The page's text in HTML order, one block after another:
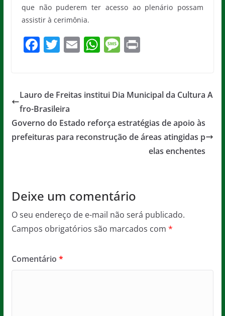
que não puderem ter acesso ao plenário possam
assistir à cerimônia.
F
e
b
o
o
T
er
E
l
W
s
p
p
M
a
e
Pr
Lauro de Freitas institui Dia Municipal da Cultura A
fro-Brasileira
Governo do Estado reforça estratégias de apoio às
prefeituras para reconstrução de áreas atingidas p
elas enchentes
Deixe um comentário
O seu endereço de e-mail não será publicado.
Campos obrigatórios são marcados com *
Comentário *